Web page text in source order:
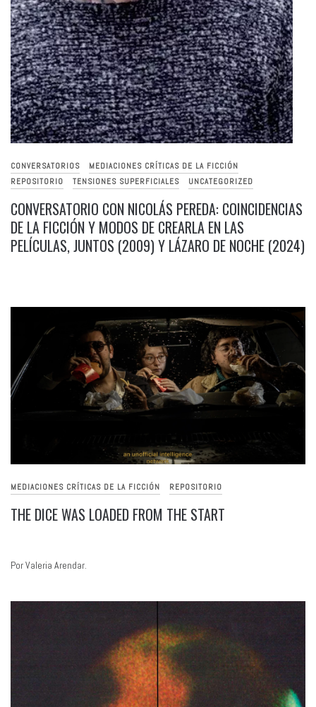
CONVERSATORIOS
MEDIACIONES CRÍTICAS DE LA FICCIÓN
REPOSITORIO
TENSIONES SUPERFICIALES UNCATEGORIZED
CONVERSATORIO CON NICOLÁS PEREDA: COINCIDENCIAS
DE LA FICCIÓN Y MODOS DE CREARLA EN LAS
PELÍCULAS, JUNTOS (2009) Y LÁZARO DE NOCHE (2024)
MEDIACIONES CRÍTICAS DE LA FICCIÓN REPOSITORIO
THE DICE WAS LOADED FROM THE START
Por Valeria Arendar.